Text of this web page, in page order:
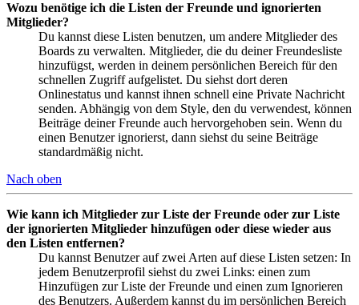
Wozu benötige ich die Listen der Freunde und ignorierten
Mitglieder?
Du kannst diese Listen benutzen, um andere Mitglieder des
Boards zu verwalten. Mitglieder, die du deiner Freundesliste
hinzufügst, werden in deinem persönlichen Bereich für den
schnellen Zugriff aufgelistet. Du siehst dort deren
Onlinestatus und kannst ihnen schnell eine Private Nachricht
senden. Abhängig von dem Style, den du verwendest, können
Beiträge deiner Freunde auch hervorgehoben sein. Wenn du
einen Benutzer ignorierst, dann siehst du seine Beiträge
standardmäßig nicht.
Nach oben
Wie kann ich Mitglieder zur Liste der Freunde oder zur Liste
der ignorierten Mitglieder hinzufügen oder diese wieder aus
den Listen entfernen?
Du kannst Benutzer auf zwei Arten auf diese Listen setzen: In
jedem Benutzerprofil siehst du zwei Links: einen zum
Hinzufügen zur Liste der Freunde und einen zum Ignorieren
des Benutzers. Außerdem kannst du im persönlichen Bereich